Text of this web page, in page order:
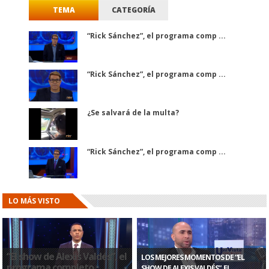
TEMA CATEGORÍA
“Rick Sánchez”, el programa comp ...
“Rick Sánchez”, el programa comp ...
¿Se salvará de la multa?
“Rick Sánchez”, el programa comp ...
LO MÁS VISTO
“El show de Alexis Valdés”, el
LOS MEJORES MOMENTOS DE “EL